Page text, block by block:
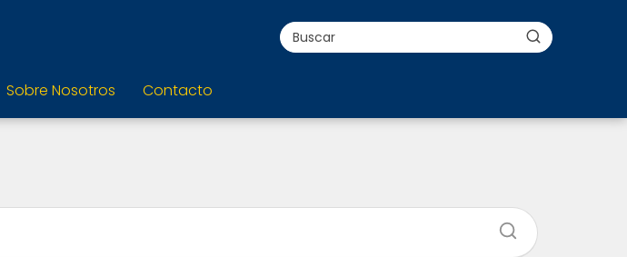
Sobre Nosotros Contacto